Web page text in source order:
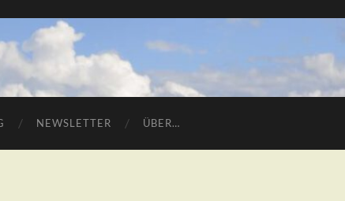
NEWSLETTER ÜBER…